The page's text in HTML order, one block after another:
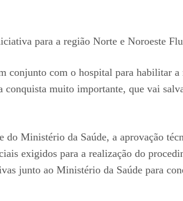
para a região Norte e Noroeste
conjunto com o hospital para habilitar a
muito importante, que vai
do Ministério da Saúde, a aprovação
exigidos para a realização do
junto ao Ministério da Saúde para